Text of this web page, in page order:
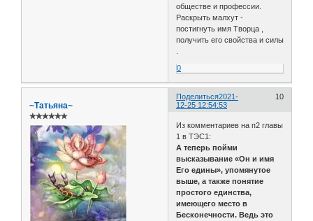
обществе и профессии.
Раскрыть малхут -
постигнуть имя Творца ,
получить его свойства и силы
0
Поделиться 10
2021-
12-25 12:54:53
~Татьяна~
✯✯✯✯✯✯
Из комментариев на п2 главы
1 в ТЭС1:
А теперь пойми
высказывание «Он и имя
Его едины», упомянутое
выше, а также понятие
простого единства,
имеющего место в
Бесконечности. Ведь это